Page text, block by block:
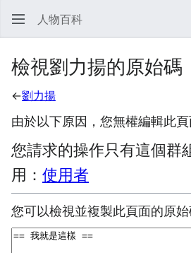
人物百科
檢視劉力揚的原始碼
←劉力揚
由於以下原因，您無權編輯此頁
您請求的操作只有這個群
用： 使用者
您可以檢視並複製此頁面的原始